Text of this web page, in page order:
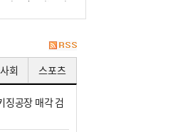
라츠킨 종양)은 좌
담관(담즙 배출 경
성 종양이다. 간동맥
사회 스포츠
징공장 매각 검